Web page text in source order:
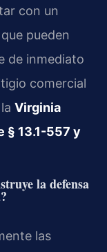
con un
pueden
de inmediato
comercial
Virginia
§ 13.1-557 y
la defensa
las